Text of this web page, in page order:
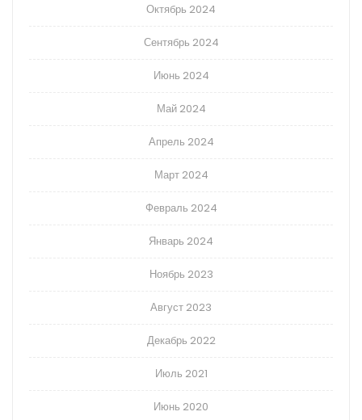
Октябрь 2024
Сентябрь 2024
Июнь 2024
Май 2024
Апрель 2024
Март 2024
Февраль 2024
Январь 2024
Ноябрь 2023
Август 2023
Декабрь 2022
Июль 2021
Июнь 2020